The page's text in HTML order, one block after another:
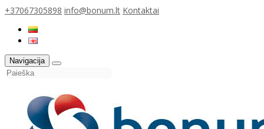
+37067305898 info@bonum.lt Kontaktai
Navigacija